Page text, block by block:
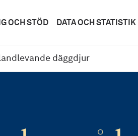
OCH STÖD DATA OCH STATISTIK
däggdjur